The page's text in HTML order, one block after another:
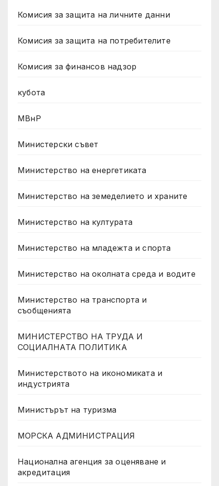
Комисия за защита на личните данни
Комисия за защита на потребителите
Комисия за финансов надзор
кубота
МВнР
Министерски съвет
Министерство на енергетиката
Министерство на земеделието и храните
Министерство на културата
Министерство на младежта и спорта
Министерство на околната среда и водите
Министерство на транспорта и
съобщенията
МИНИСТЕРСТВО НА ТРУДА И
СОЦИАЛНАТА ПОЛИТИКА
Министерството на икономиката и
индустрията
Министърът на туризма
МОРСКА АДМИНИСТРАЦИЯ
Национална агенция за оценяване и
акредитация